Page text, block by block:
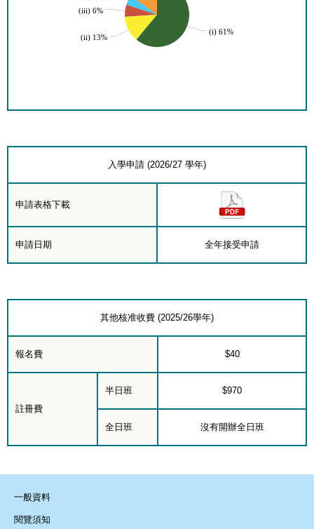
(iii) 6%
(ii) 13%
(i) 61%
入學申請 (2026/27 學年)
申請表格下載
申請日期 全年接受申請
其他核准收費 (2025/26學年)
報名費 $40
註冊費
半日班 $970
全日班 沒有開辦全日班
一般資料
閱覽須知